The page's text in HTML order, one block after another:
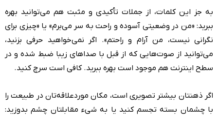
به جز این کلمات، از جملات تأکیدی و مثبت هم می‌توانید بهره
ببرید: «من در وضعیتی آسوده و راحت به سر می‌برم» یا «چیزی برای
نگرانی نیست، من آرام و راحتم». اگر نمی‌خواهید حرفی بزنید،
می‌توانید از صوت‌هایی که از قبل با صداهای زیبا ضبط شده و در
سطح اینترنت هم موجود است بهره ببرید. کافی است سرچ کنید.
اگر ذهنتان بیشتر تصویری است، مکان موردعلاقه‌تان در طبیعت را
با چشمان بسته تجسم کنید یا به شیء مقابلتان چشم بدوزید: